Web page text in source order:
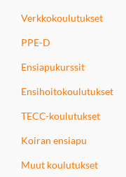
Verkkokoulutukset
PPE-D
Ensiapukurssit
Ensihoitokoulutukset
TECC-koulutukset
Koiran ensiapu
Muut koulutukset